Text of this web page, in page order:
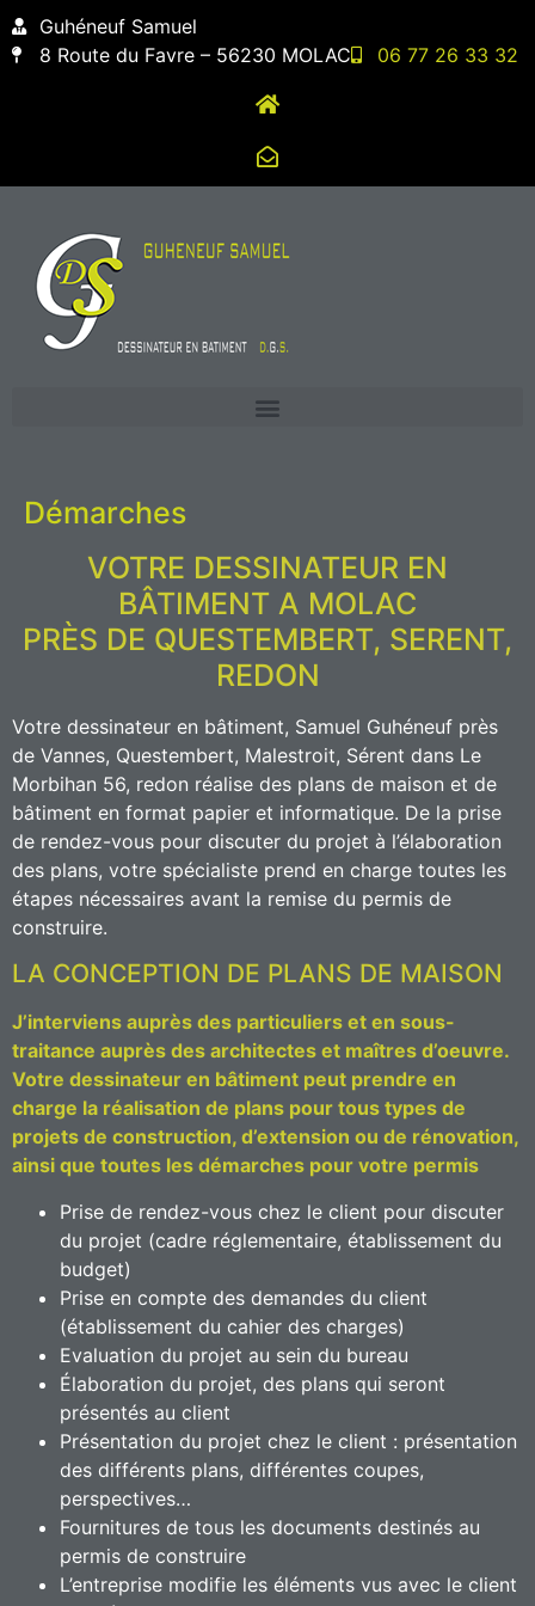
principal
Guhéneuf Samuel
8 Route du Favre – 56230 MOLAC
06 77 26 33 32
Démarches
VOTRE DESSINATEUR EN
BÂTIMENT A MOLAC
PRÈS DE QUESTEMBERT, SERENT,
REDON
Votre dessinateur en bâtiment, Samuel Guhéneuf près
de Vannes, Questembert, Malestroit, Sérent dans Le
Morbihan 56, redon réalise des plans de maison et de
bâtiment en format papier et informatique. De la prise
de rendez-vous pour discuter du projet à l’élaboration
des plans, votre spécialiste prend en charge toutes les
étapes nécessaires avant la remise du permis de
construire.
LA CONCEPTION DE PLANS DE MAISON
J’interviens auprès des particuliers et en sous-
traitance auprès des architectes et maîtres d’oeuvre.
Votre dessinateur en bâtiment peut prendre en
charge la réalisation de plans pour tous types de
projets de construction, d’extension ou de rénovation,
ainsi que toutes les démarches pour votre permis
Prise de rendez-vous chez le client pour discuter
du projet (cadre réglementaire, établissement du
budget)
Prise en compte des demandes du client
(établissement du cahier des charges)
Evaluation du projet au sein du bureau
Élaboration du projet, des plans qui seront
présentés au client
Présentation du projet chez le client : présentation
des différents plans, différentes coupes,
perspectives…
Fournitures de tous les documents destinés au
permis de construire
L’entreprise modifie les éléments vus avec le client